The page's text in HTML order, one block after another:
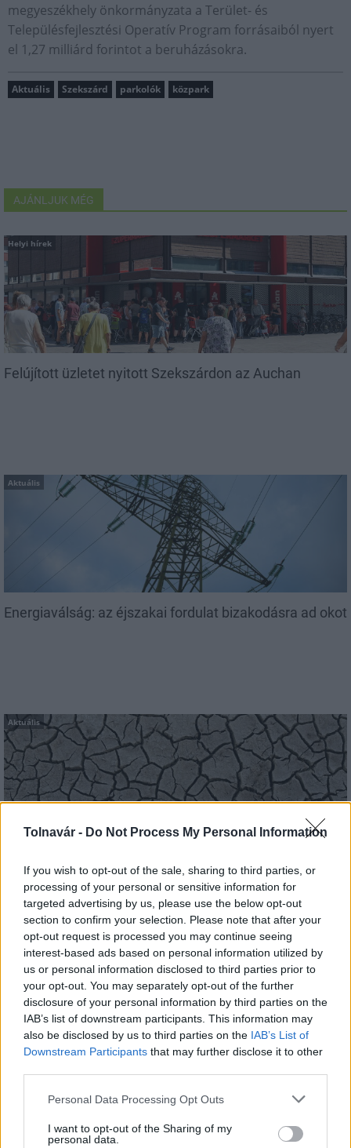
Tolnavár - Do Not Process My Personal Information
If you wish to opt-out of the sale, sharing to third parties, or
processing of your personal or sensitive information for
targeted advertising by us, please use the below opt-out
section to confirm your selection. Please note that after your
opt-out request is processed you may continue seeing
interest-based ads based on personal information utilized by
us or personal information disclosed to third parties prior to
your opt-out. You may separately opt-out of the further
disclosure of your personal information by third parties on the
IAB’s list of downstream participants. This information may
also be disclosed by us to third parties on the IAB’s List of
Downstream Participants that may further disclose it to other
Please note that this website/app uses one or more Google
not limited to your visit or usage behaviour. You may click to
grant or deny consent to Google and its third-party tags to
Personal Data Processing Opt Outs
I want to opt-out of the Sharing of my
personal data.
megyeszékhely önkormányzata a Terület- és
Településfejlesztési Operatív Program forrásaiból nyert
el 1,27 milliárd forintot a beruházásokra.
Aktuális Szekszárd parkolók közpark
AJÁNLJUK MÉG
Helyi hírek
Felújított üzletet nyitott Szekszárdon az Auchan
Aktuális
Energiaválság: az éjszakai fordulat bizakodásra ad okot
Aktuális
az utolsó turbina
MAGYAR ÉPÍTŐK
Aktuális